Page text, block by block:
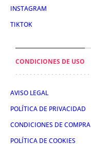
INSTAGRAM
TIKTOK
CONDICIONES DE USO
AVISO LEGAL
POLÍTICA DE PRIVACIDAD
CONDICIONES DE COMPRA
POLÍTICA DE COOKIES